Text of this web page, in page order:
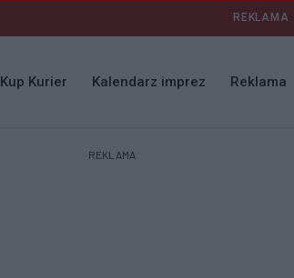
REKLAMA
Kup Kurier Kalendarz imprez Reklama
REKLAMA